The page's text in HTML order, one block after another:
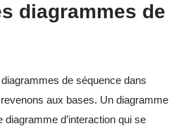
diagrammes de
de séquence dans
aux bases. Un diagramme
d’interaction qui se